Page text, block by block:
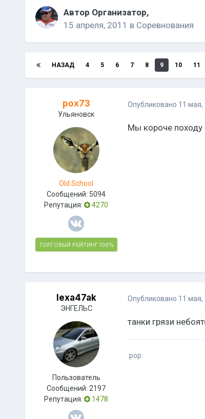
Автор Организатор,
15 апреля, 2011 в Соревнования
НАЗАД 4 5 6 7 8 9 10 11
pox73
Ульяновск
Old School
Сообщений: 5094
Репутация:
4270
ТОРГОВЫЙ РЕЙТИНГ 100%
Опубликовано 11 мая,
Мы короче походу
lexa47ak
ЭНГЕЛЬС
Пользователь
Сообщений:2197
Репутация:
1478
Опубликовано 11 мая,
танки грязи
:pop: